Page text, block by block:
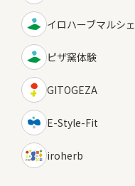
イロハーブマルシェ
ピザ窯体験
GITOGEZA
E-Style-Fit
iroherb